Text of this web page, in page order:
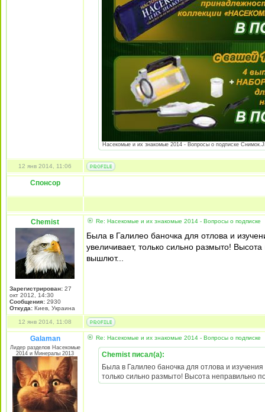
Насекомые и их знакомые 2014 - Вопросы о подписке
12 янв 2014, 11:06
Спонсор
Chemist
Зарегистрирован: 27
окт 2012, 14:30
Сообщения: 2930
Откуда: Киев, Украина
Re: Насекомые и их знакомые 2014 - Вопросы о подписке
Была в Галилео баночка для отлова и
увеличивает, только сильно размыто!
вышлют...
12 янв 2014, 11:08
Galaman
Лидер разделов Насекомые
2014 и Минералы 2013
Re: Насекомые и их знакомые 2014 - Вопросы о подписке
Chemist писал(а):
Была в Галилео баночка для отлова и
только сильно размыто! Высота неправильно